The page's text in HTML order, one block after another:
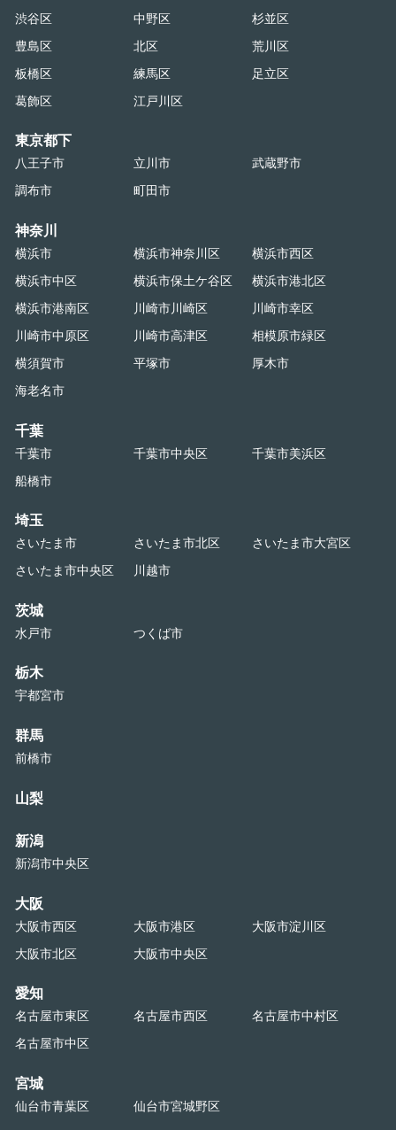
渋谷区
中野区
杉並区
豊島区
北区
荒川区
板橋区
練馬区
足立区
葛飾区
江戸川区
東京都下
八王子市 立川市
武蔵野市
調布市
町田市
神奈川
横浜市 横浜市神奈川区
横浜市西区
横浜市中区
横浜市保土ケ谷区
横浜市港北区
横浜市港南区
川崎市川崎区
川崎市幸区
川崎市中原区
川崎市高津区
相模原市緑区
横須賀市
平塚市
厚木市
海老名市
千葉
千葉市 千葉市中央区
千葉市美浜区
船橋市
埼玉
さいたま市 さいたま市北区
さいたま市大宮区
さいたま市中央区
川越市
茨城
水戸市 つくば市
栃木
宇都宮市
群馬
前橋市
山梨
新潟
新潟市中央区
大阪
大阪市西区 大阪市港区
大阪市淀川区
大阪市北区
大阪市中央区
愛知
名古屋市東区 名古屋市西区
名古屋市中村区
名古屋市中区
宮城
仙台市青葉区 仙台市宮城野区